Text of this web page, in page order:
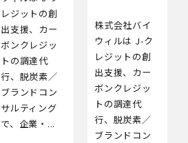
レジットの創
出支援、カー
ボンクレジッ
トの調達代
行、脱炭素／
ブランドコン
サルティング
で、企業・...
株式会社バイ
ウィルは J‑ク
レジットの創
出支援、カー
ボンクレジッ
トの調達代
行、脱炭素／
ブランドコン